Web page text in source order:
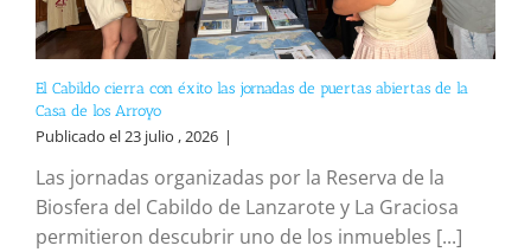
El Cabildo cierra con éxito las jornadas de puertas abiertas de la
Casa de los Arroyo
Publicado el 23 julio , 2026 |
Las jornadas organizadas por la Reserva de la
Biosfera del Cabildo de Lanzarote y La Graciosa
permitieron descubrir uno de los inmuebles [...]